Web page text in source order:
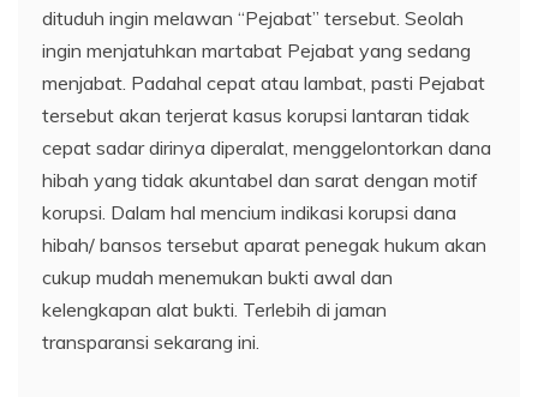
dituduh ingin melawan “Pejabat” tersebut. Seolah
ingin menjatuhkan martabat Pejabat yang sedang
menjabat. Padahal cepat atau lambat, pasti Pejabat
tersebut akan terjerat kasus korupsi lantaran tidak
cepat sadar dirinya diperalat, menggelontorkan dana
hibah yang tidak akuntabel dan sarat dengan motif
korupsi. Dalam hal mencium indikasi korupsi dana
hibah/ bansos tersebut aparat penegak hukum akan
cukup mudah menemukan bukti awal dan
kelengkapan alat bukti. Terlebih di jaman
transparansi sekarang ini.